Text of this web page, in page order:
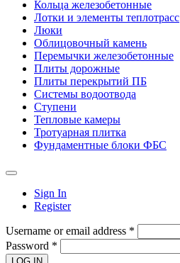
Кольца железобетонные
Лотки и элементы теплотрасс
Люки
Облицовочный камень
Перемычки железобетонные
Плиты дорожные
Плиты перекрытий ПБ
Системы водоотвода
Ступени
Тепловые камеры
Тротуарная плитка
Фундаментные блоки ФБС
Sign In
Register
Username or email address *
Password *